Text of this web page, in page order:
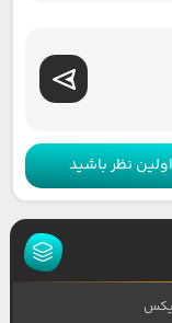
نظر باشید